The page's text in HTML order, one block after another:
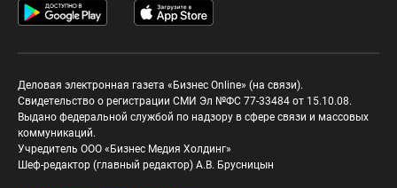
Деловая электронная газета «Бизнес Online» (на связи).
Свидетельство о регистрации СМИ Эл №ФС 77-33484 от 15.10.08.
Выдано федеральной службой по надзору в сфере связи и массовых
коммуникаций.
Учредитель ООО «Бизнес Медия Холдинг»
Шеф-редактор (главный редактор) А.В. Брусницын